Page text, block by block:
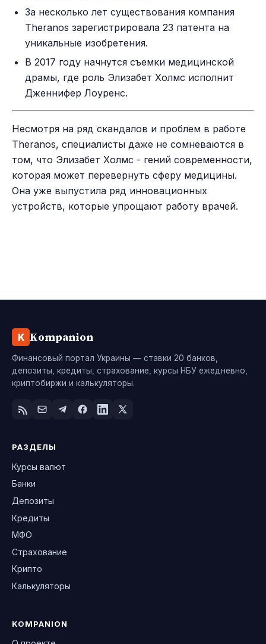
За несколько лет существования компания
Theranos зарегистрировала 23 патента на
уникальные изобретения.
В 2017 году начнутся съемки медицинской
драмы, где роль Элизабет Холмс исполнит
Дженнифер Лоуренс.
Несмотря на ряд скандалов и проблем в работе
Theranos, специалисты даже не сомневаются в
том, что Элизабет Холмс - гений современности,
которая может перевернуть сферу медицины.
Она уже выпустила ряд инновационных
устройств, которые упрощают работу врачей.
K Kompanion
Финансовый портал Украины — ставки 20 банков,
депозиты, кредиты, страхование, курсы НБУ ежедневно,
криптобиржи и калькуляторы.
РАЗДЕЛЫ
Курсы валют
Банки
Депозиты
Кредиты
МФО
Страхование
Крипто
Калькуляторы
KOMPANION